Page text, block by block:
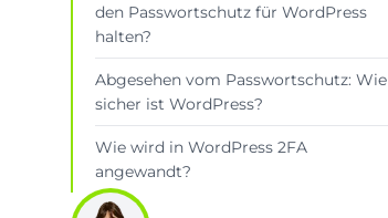
den Passwortschutz für WordPress
halten?
Abgesehen vom Passwortschutz: Wie
sicher ist WordPress?
Wie wird in WordPress 2FA
angewandt?